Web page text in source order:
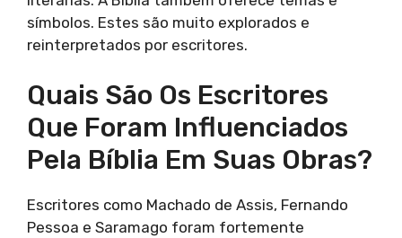
símbolos. Estes são muito explorados e
reinterpretados por escritores.
Quais São Os Escritores
Que Foram Influenciados
Pela Bíblia Em Suas Obras?
Escritores como Machado de Assis, Fernando
Pessoa e Saramago foram fortemente